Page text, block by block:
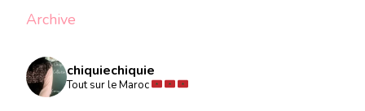
Archive
chiquiechiquie
Tout sur le Maroc